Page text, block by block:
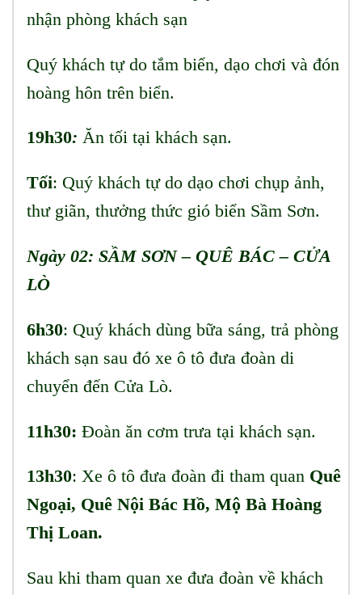
nhận phòng khách sạn
Quý khách tự do tắm biển, dạo chơi và đón
hoàng hôn trên biển.
19h30: Ăn tối tại khách sạn.
Tối: Quý khách tự do dạo chơi chụp ảnh,
thư giãn, thưởng thức gió biển Sầm Sơn.
Ngày 02: SẦM SƠN – QUÊ BÁC – CỬA
LÒ
6h30: Quý khách dùng bữa sáng, trả phòng
khách sạn sau đó xe ô tô đưa đoàn di
chuyển đến Cửa Lò.
11h30: Đoàn ăn cơm trưa tại khách sạn.
13h30: Xe ô tô đưa đoàn đi tham quan Quê
Ngoại, Quê Nội Bác Hồ, Mộ Bà Hoàng
Thị Loan.
Sau khi tham quan xe đưa đoàn về khách